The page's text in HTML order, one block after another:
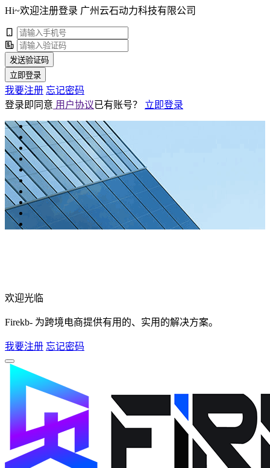
Hi~欢迎注册登录 广州云石动力科技有限公司
发送验证码
立即登录
我要注册 忘记密码
登录即同意 用户协议已有账号？ 立即登录
欢迎光临
Firekb- 为跨境电商提供有用的、实用的解决方案。
我要注册 忘记密码